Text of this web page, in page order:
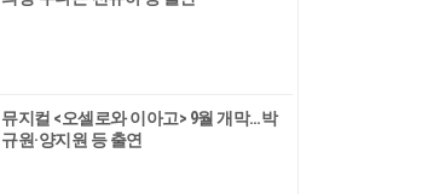
뮤지컬 <오셀로와 이아고> 9월 개막…박
규원·양지원 등 출연